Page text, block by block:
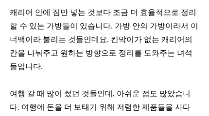
캐리어 안에 짐만 넣는 것보다 조금 더 효율적으로 정리
할 수 있는 가방들이 있습니다. 가방 안의 가방이라서 이
너백이라 불리는 것들인데요. 칸막이가 없는 캐리어의
칸을 나눠주고 원하는 방향으로 정리를 도와주는 녀석
들입니다.
여행 갈 때 많이 썼던 것들인데, 아쉬운 점도 많았습니
다. 여행에 돈을 더 보태기 위해 저렴한 제품들을 사다